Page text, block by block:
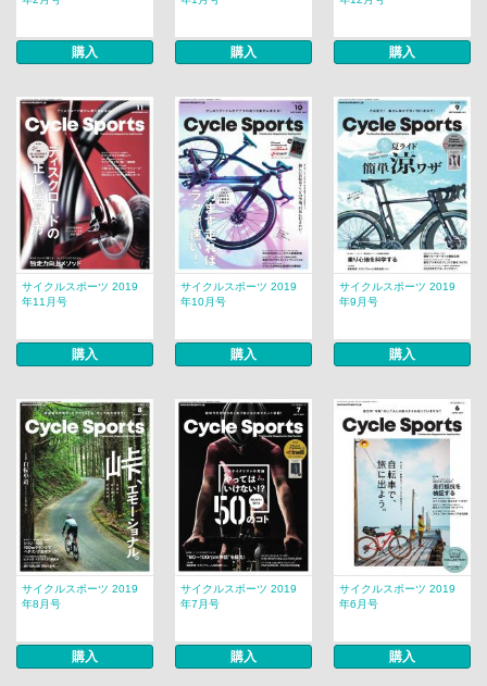
購入 購入 購入
サイクルスポーツ 2019
年11月号
購入
サイクルスポーツ 2019
年10月号
購入
サイクルスポーツ 2019
年9月号
購入
サイクルスポーツ 2019
年8月号
購入
サイクルスポーツ 2019
年7月号
購入
サイクルスポーツ 2019
年6月号
購入